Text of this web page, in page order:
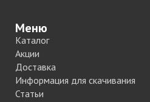
Меню
Каталог
Акции
Доставка
Информация для скачивания
Статьи